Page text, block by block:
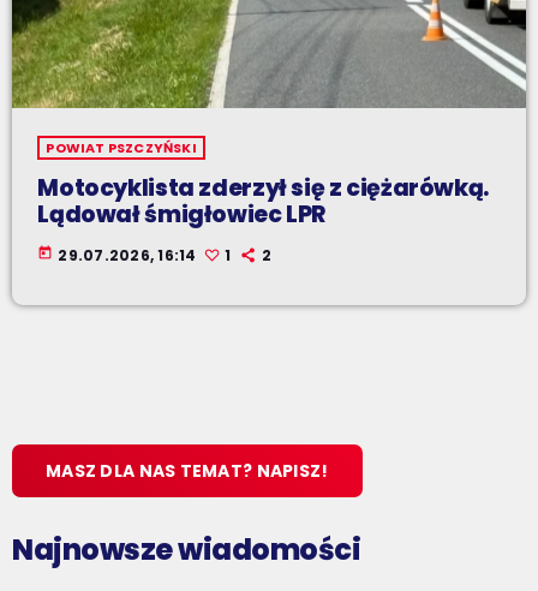
POWIAT PSZCZYŃSKI
Motocyklista zderzył się z ciężarówką.
Lądował śmigłowiec LPR
today 29.07.2026, 16:14 1 2
MASZ DLA NAS TEMAT? NAPISZ!
Najnowsze wiadomości